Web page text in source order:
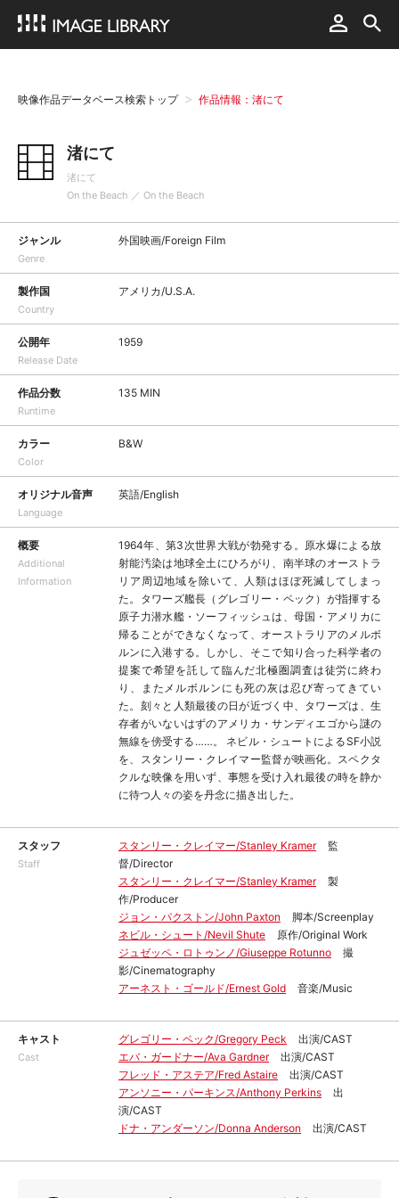
映像作品データベース検索トップ 作品情報：渚にて
渚にて
渚にて
On the Beach ／ On the Beach
ジャンル
Genre
外国映画/Foreign Film
製作国
Country
アメリカ/U.S.A.
公開年
Release Date
1959
作品分数
Runtime
135 MIN
カラー
Color
B&W
オリジナル音声
Language
英語/English
概要
Additional
Information
1964年、第3次世界大戦が勃発する。原水爆による放
射能汚染は地球全土にひろがり、南半球のオーストラ
リア周辺地域を除いて、人類はほぼ死滅してしまっ
た。タワーズ艦長（グレゴリー・ペック）が指揮する
原子力潜水艦・ソーフィッシュは、母国・アメリカに
帰ることができなくなって、オーストラリアのメルボ
ルンに入港する。しかし、そこで知り合った科学者の
提案で希望を託して臨んだ北極圏調査は徒労に終わ
り、またメルボルンにも死の灰は忍び寄ってきてい
た。刻々と人類最後の日が近づく中、タワーズは、生
存者がいないはずのアメリカ・サンディエゴから謎の
無線を傍受する……。 ネビル・シュートによるSF小説
を、スタンリー・クレイマー監督が映画化。スペクタ
クルな映像を用いず、事態を受け入れ最後の時を静か
に待つ人々の姿を丹念に描き出した。
スタッフ
Staff
スタンリー・クレイマー/Stanley Kramer
監
督/Director
スタンリー・クレイマー/Stanley Kramer
製
作/Producer
ジョン・パクストン/John Paxton
脚本/Screenplay
ネビル・シュート/Nevil Shute
原作/Original Work
ジュゼッペ・ロトゥンノ/Giuseppe Rotunno
撮
影/Cinematography
アーネスト・ゴールド/Ernest Gold
音楽/Music
キャスト
Cast
グレゴリー・ペック/Gregory Peck
出演/CAST
エバ・ガードナー/Ava Gardner
出演/CAST
フレッド・アステア/Fred Astaire
出演/CAST
アンソニー・パーキンス/Anthony Perkins
出
演/CAST
ドナ・アンダーソン/Donna Anderson
出演/CAST